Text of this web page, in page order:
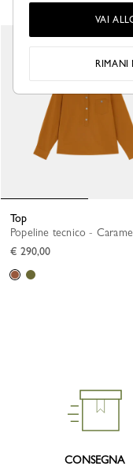
Top
Popeline tecnico -
€ 290,00
CONSEGNA
VAI
RIMANI